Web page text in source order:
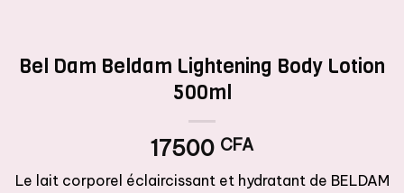
Bel Dam Beldam Lightening Body Lotion
500ml
17500 CFA
Le lait corporel éclaircissant et hydratant de BELDAM